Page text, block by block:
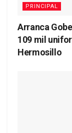
PRINCIPAL
Arranca
109 mil
Hermosillo